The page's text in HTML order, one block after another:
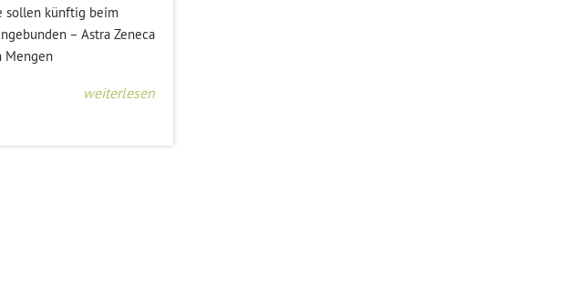
sollen künftig beim
– Astra Zeneca
Mengen
weiterlesen